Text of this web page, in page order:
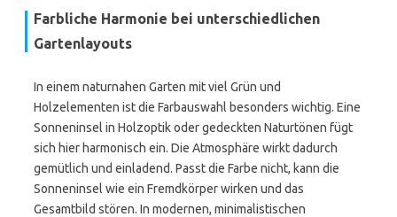
Farbliche Harmonie bei unterschiedlichen
Gartenlayouts
In einem naturnahen Garten mit viel Grün und
Holzelementen ist die Farbauswahl besonders wichtig. Eine
Sonneninsel in Holzoptik oder gedeckten Naturtönen fügt
sich hier harmonisch ein. Die Atmosphäre wirkt dadurch
gemütlich und einladend. Passt die Farbe nicht, kann die
Sonneninsel wie ein Fremdkörper wirken und das
Gesamtbild stören. In modernen, minimalistischen